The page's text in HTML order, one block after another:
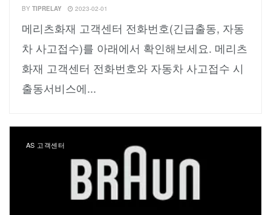
BY TIPRELAY 2023-02-01
메리츠화재 고객센터 전화번호(긴급출동, 자동
차 사고접수)를 아래에서 확인해보세요. 메리츠
화재 고객센터 전화번호와 자동차 사고접수 시
출동서비스에...
AS 고객센터